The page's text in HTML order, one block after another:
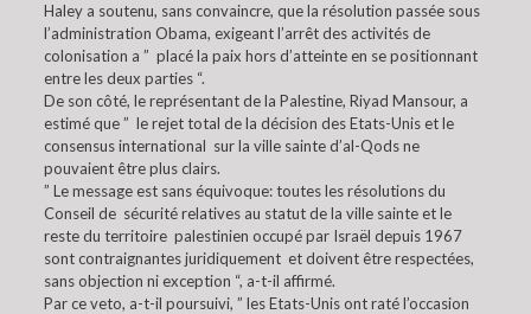
Haley a soutenu, sans convaincre, que la résolution passée sous
l’administration Obama, exigeant l’arrêt des activités de
colonisation a ” placé la paix hors d’atteinte en se positionnant
entre les deux parties “.
De son côté, le représentant de la Palestine, Riyad Mansour, a
estimé que ” le rejet total de la décision des Etats-Unis et le
consensus international sur la ville sainte d’al-Qods ne
pouvaient être plus clairs.
” Le message est sans équivoque: toutes les résolutions du
Conseil de sécurité relatives au statut de la ville sainte et le
reste du territoire palestinien occupé par Israël depuis 1967
sont contraignantes juridiquement et doivent être respectées,
sans objection ni exception “, a-t-il affirmé.
Par ce veto, a-t-il poursuivi, ” les Etats-Unis ont raté l’occasion